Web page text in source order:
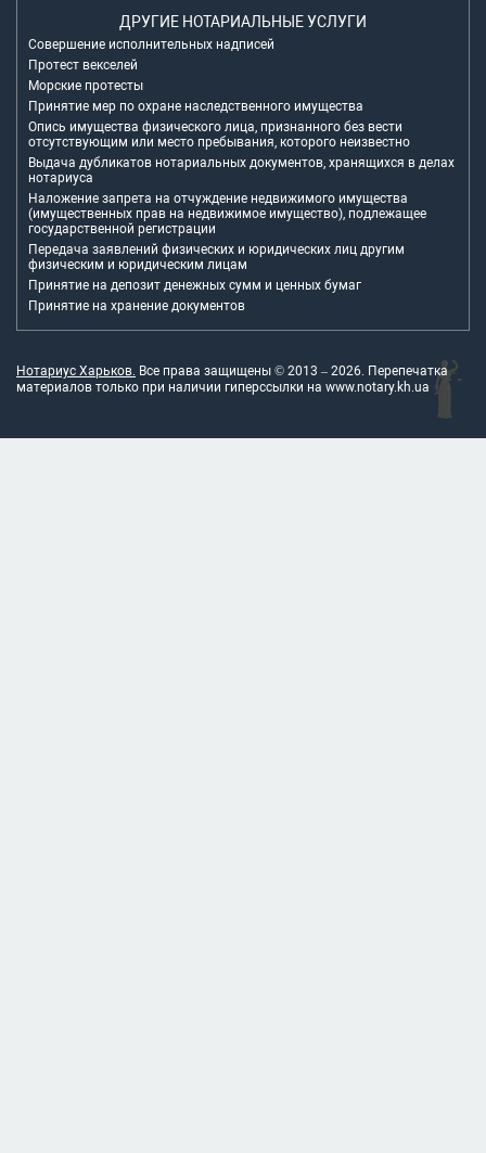
ДРУГИЕ НОТАРИАЛЬНЫЕ УСЛУГИ
Совершение исполнительных надписей
Протест векселей
Морские протесты
Принятие мер по охране наследственного имущества
Опись имущества физического лица, признанного без вести
отсутствующим или место пребывания, которого неизвестно
Выдача дубликатов нотариальных документов, хранящихся в делах
нотариуса
Наложение запрета на отчуждение недвижимого имущества
(имущественных прав на недвижимое имущество), подлежащее
государственной регистрации
Передача заявлений физических и юридических лиц другим
физическим и юридическим лицам
Принятие на депозит денежных сумм и ценных бумаг
Принятие на хранение документов
Нотариус Харьков. Все права защищены © 2013 – 2026. Перепечатка
материалов только при наличии гиперссылки на www.notary.kh.ua